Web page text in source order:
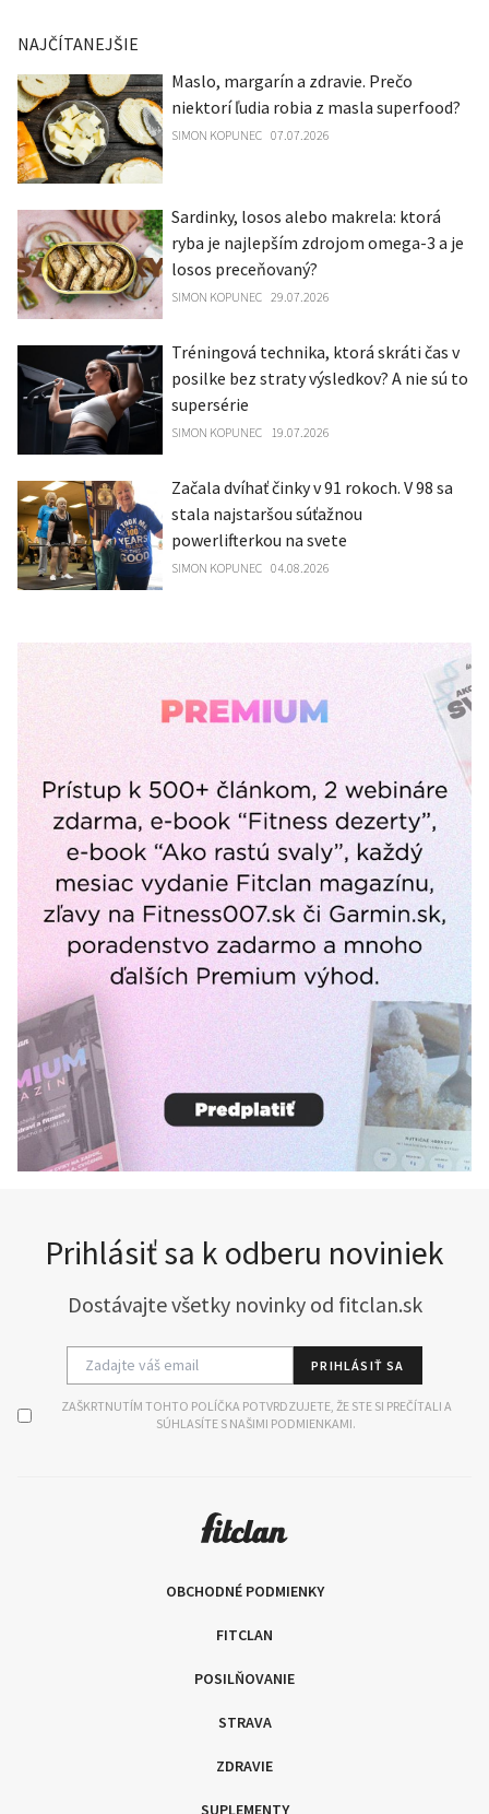
NAJČÍTANEJŠIE
Maslo, margarín a zdravie. Prečo
niektorí ľudia robia z masla superfood?
SIMON KOPUNEC 07.07.2026
Sardinky, losos alebo makrela: ktorá
ryba je najlepším zdrojom omega-3 a je
losos preceňovaný?
SIMON KOPUNEC 29.07.2026
Tréningová technika, ktorá skráti čas v
posilke bez straty výsledkov? A nie sú to
supersérie
SIMON KOPUNEC 19.07.2026
Začala dvíhať činky v 91 rokoch. V 98 sa
stala najstaršou súťažnou
powerlifterkou na svete
SIMON KOPUNEC 04.08.2026
Prihlásiť sa k odberu noviniek
Dostávajte všetky novinky od fitclan.sk
PRIHLÁSIŤ SA
ZAŠKRTNUTÍM TOHTO POLÍČKA POTVRDZUJETE, ŽE STE SI PREČÍTALI A
SÚHLASÍTE S NAŠIMI PODMIENKAMI.
OBCHODNÉ PODMIENKY
FITCLAN
POSILŇOVANIE
STRAVA
ZDRAVIE
SUPLEMENTY